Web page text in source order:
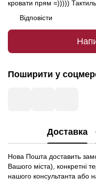
кровати прям =)))))
Відповісти
Поширити у
Доставка
Нова Пошта доставить
Вашого міста), конкретні
нашого консультанта або